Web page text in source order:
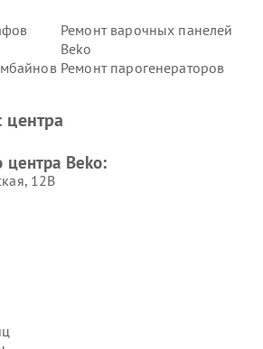
Ремонт варочных панелей
Beko
Ремонт парогенераторов
Beko Ремонт морозильных камер
центра
центра Beko:
12В